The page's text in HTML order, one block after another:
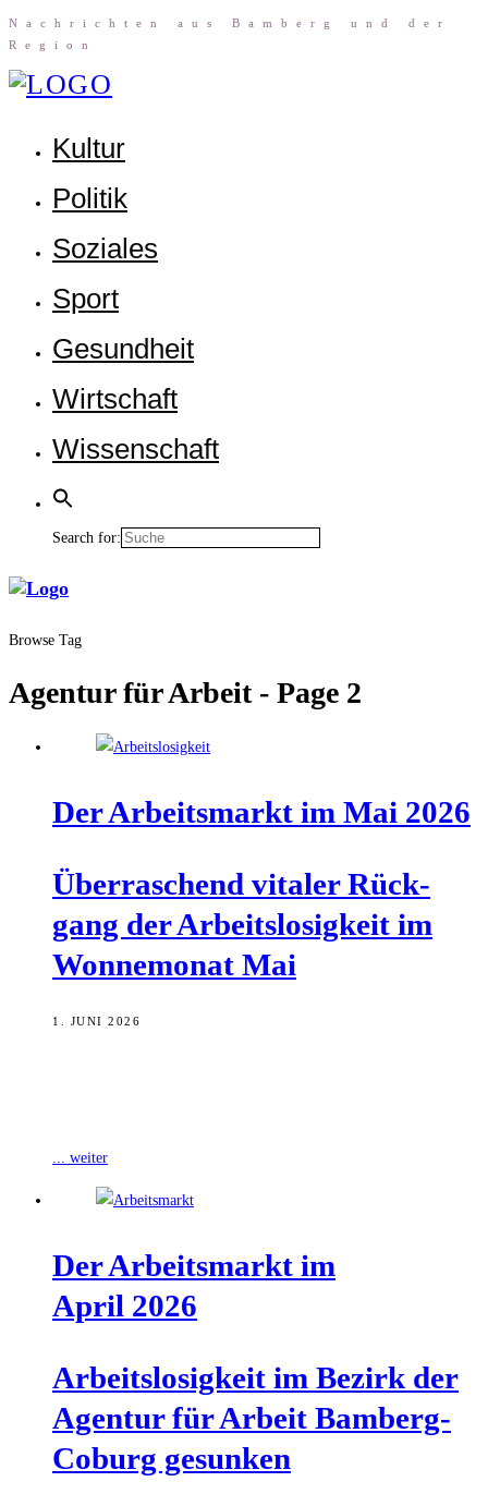
Nach­rich­ten aus Bam­berg und der
Region
Kul­tur
Poli­tik
Sozia­les
Sport
Gesund­heit
Wirt­schaft
Wis­sen­schaft
Search for:
Browse Tag
Agentur für Arbeit- Page 2
Der Arbeits­markt im Mai 2026
Über­ra­schend vita­ler Rück­
gang der Arbeits­lo­sig­keit im
Won­ne­mo­nat Mai
1. JUNI 2026
... weiter
Der Arbeits­markt im
April 2026
Arbeits­lo­sig­keit im Bezirk der
Agen­tur für Arbeit Bam­berg-
Coburg gesunken